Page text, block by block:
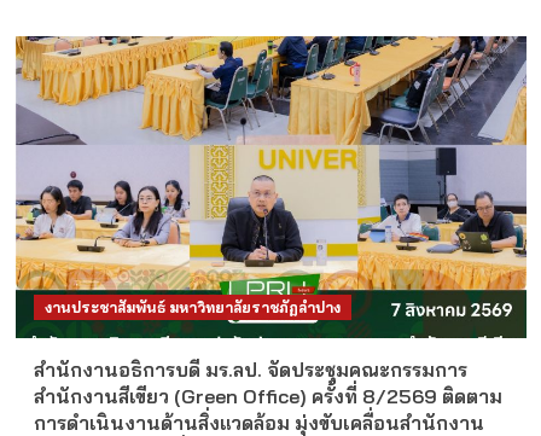
งานประชาสัมพันธ์ มหาวิทยาลัยราชภัฏลำปาง
สำนักงานอธิการบดี มร.ลป. จัดประชุมคณะกรรมการ
สำนักงานสีเขียว (Green Office) ครั้งที่ 8/2569 ติดตาม
การดำเนินงานด้านสิ่งแวดล้อม มุ่งขับเคลื่อนสำนักงาน